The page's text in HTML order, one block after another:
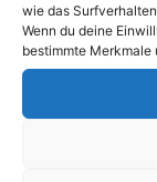
wie das
Wenn du deine
bestimmte
Die
erhält, mit